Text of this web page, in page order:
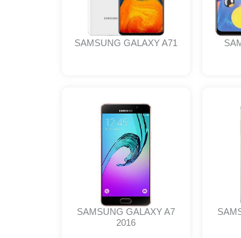
SAMSUNG GALAXY A71
SAMSUNG GALAXY A7
2016